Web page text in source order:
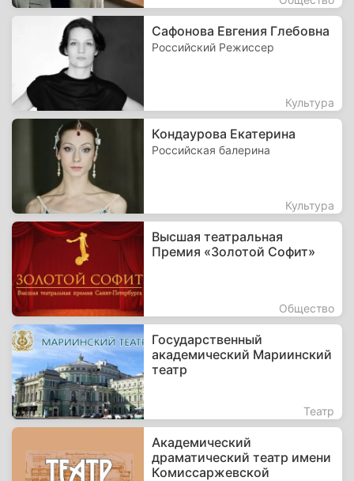
Сафонова Евгения Глебовна
Российский Режиссер
Культура
Кондаурова Екатерина
Российская балерина
Культура
Высшая театральная
Премия «Золотой Софит»
Общество
Государственный
академический Мариинский
театр
Театр
Академический
драматический театр имени
Комиссаржевской